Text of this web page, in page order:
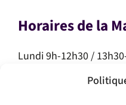
Horaires de la
Lundi 9h-12h30 /
Mercredi 9h-12h30